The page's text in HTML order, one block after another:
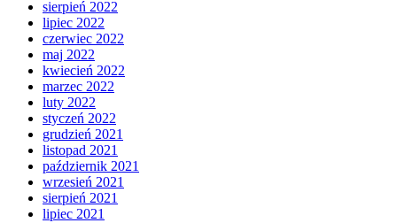
sierpień 2022
lipiec 2022
czerwiec 2022
maj 2022
kwiecień 2022
marzec 2022
luty 2022
styczeń 2022
grudzień 2021
listopad 2021
październik 2021
wrzesień 2021
sierpień 2021
lipiec 2021